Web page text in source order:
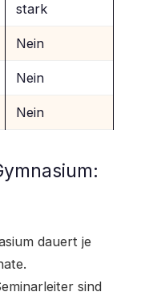
stark
Nein
Nein
Nein
dauert je
sind